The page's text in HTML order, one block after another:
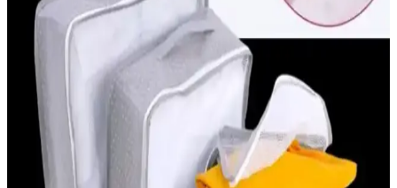
Dudak şekilli emzikler, estetik ve kozmetik alanında yeni trendler
yaratırken, sevimli tasarımları ve kullanım pratikliğiyle öne çıkıyor.
Güvenli malzemelerle üretilen bu ürünler, hem çocuklar hem de stil
sahipleri için ideal.
Bioderma Bebek Şampuanları: Hassas Ciltler İçin
Güvenilir Temizlik Çözümü
Bioderma bebek şampuanları, nazik ve doğal temizlik sağlar, göz
yakmayan formülüyle ebeveynlerin tercihidir, cildi nemlendirir ve
korur, farklı modelleriyle bebeklerin ihtiyaçlarına uygun çözümler